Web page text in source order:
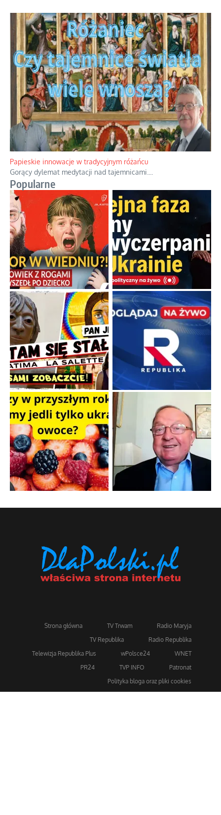
Papieskie innowacje w tradycyjnym różańcu
Gorący dylemat medytacji nad tajemnicami.
Popularne
Strona główna TV Trwam
Radio Maryja
TV Republika
Radio Republika
Telewizja Republika Plus
wPolsce24
WNET
PR24
TVP INFO
Patronat
Polityka bloga oraz pliki cookies